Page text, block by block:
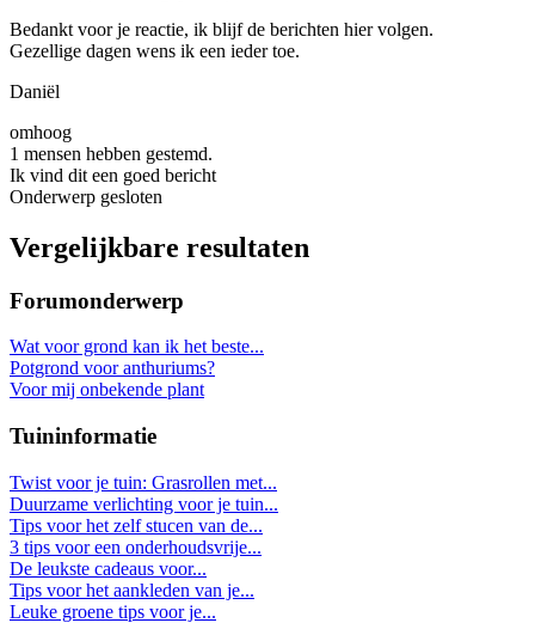
Bedankt voor je reactie, ik blijf de berichten hier volgen.
Gezellige dagen wens ik een ieder toe.
Daniël
omhoog
1 mensen hebben gestemd.
Ik vind dit een goed bericht
Onderwerp gesloten
Vergelijkbare resultaten
Forumonderwerp
Wat voor grond kan ik het beste...
Potgrond voor anthuriums?
Voor mij onbekende plant
Tuininformatie
Twist voor je tuin: Grasrollen met...
Duurzame verlichting voor je tuin...
Tips voor het zelf stucen van de...
3 tips voor een onderhoudsvrije...
De leukste cadeaus voor...
Tips voor het aankleden van je...
Leuke groene tips voor je...